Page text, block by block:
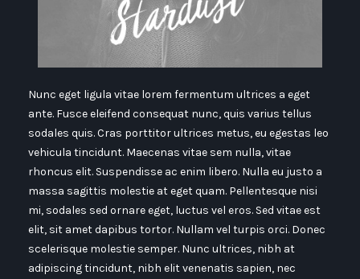
Nunc eget ligula vitae lorem fermentum ultrices a eget
ante. Fusce eleifend consequat nunc, quis varius tellus
sodales quis. Cras porttitor ultrices metus, eu egestas leo
vehicula tincidunt. Maecenas vitae sem nulla, vitae
rhoncus elit. Suspendisse ac enim libero. Nulla eu justo a
massa sagittis molestie at eget quam. Pellentesque nisi
mi, sodales sed ornare eget, luctus vel eros. Sed vitae est
elit, sit amet dapibus tortor. Nullam vel turpis orci. Donec
scelerisque molestie semper. Nunc ultrices, nibh at
adipiscing tincidunt, nibh elit venenatis sapien, nec